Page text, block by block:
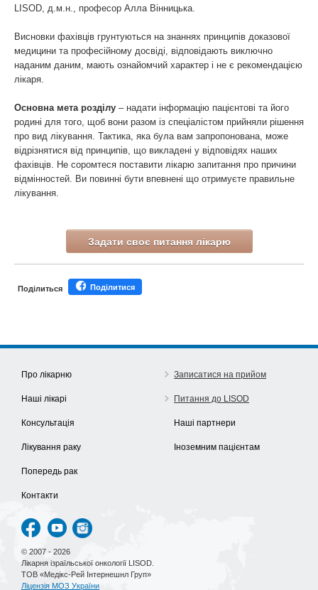
LISOD, д.м.н., професор Алла Вінницька.
Висновки фахівців грунтуються на знаннях принципів доказової
медицини та професійному досвіді, відповідають виключно
наданим даним, мають ознайомчий характер і не є рекомендацією
лікаря.
Основна мета розділу – надати інформацію пацієнтові та його
родині для того, щоб вони разом із спеціалістом прийняли рішення
про вид лікування. Тактика, яка була вам запропонована, може
відрізнятися від принципів, що викладені у відповідях наших
фахівців. Не соромтеся поставити лікарю запитання про причини
відмінностей. Ви повинні бути впевнені що отримуєте правильне
лікування.
Задати своє питання лікарю
Поділиться Поділитися
Про лікарню
Наші лікарі
Консультація
Лікування раку
Попередь рак
Контакти
Записатися на прийом
Питання до LISOD
Наші партнери
Іноземним пацієнтам
© 2007 - 2026
Лікарня ізраїльської онкології LISOD.
ТОВ «Медікс-Рей Інтернешнл Груп»
Ліцензія МОЗ України